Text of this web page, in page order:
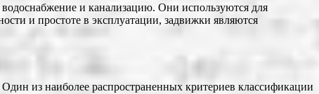
и канализацию. Они используются для
и простоте в эксплуатации, задвижки являются
из наиболее распространенных критериев классификации